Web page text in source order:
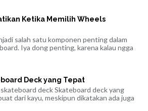
Ketika Memilih Wheels
salah satu komponen penting dalam
Iya dong penting, karena kalau ngga
Deck yang Tepat
deck Skateboard deck yang
dari kayu, meskipun dikatakan ada juga